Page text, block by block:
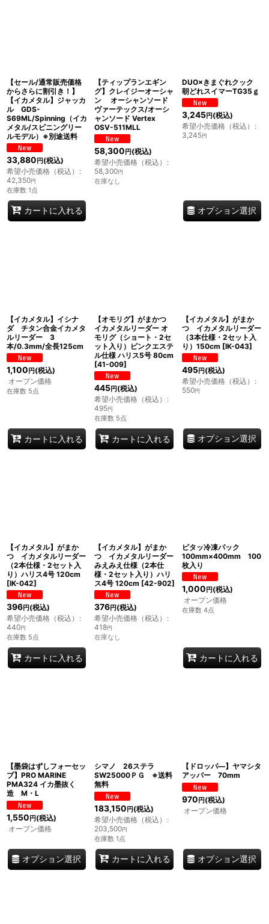
【セール/通常販売価格
からさらに割引き！】
【イカメタル】ジャッカ
ル GDS-
S69ML/Spinning（イカ
メタル/スピニングリー
ルモデル）※別途送料
33,880 円 (税込)
希望小売価格（税込） :
42,350円
在庫数 1点
カートに入れる
【ティップランエギン
グ】クレイジーオーシャ
ン オーシャンソード
ヴァーテックス/オーシ
ャンソード Vertex
OSV-511MLL
58,300 円(税込)
希望小売価格（税込） :
58,300円
在庫なし
DUO×きまぐれクック
朝どれスイマーTG35ｇ
3,245円(税込)
希望小売価格（税込） :
3,245円
オプション選択
【イカメタル】イシナ
ダ チタン合金イカメタ
ルリーダー 3
本/0.3mm/全長125cm
1,100 円 (税込)
オープン価格
在庫数 5点
カートに入れる
【オモリグ】がまかつ
イカメタルリーダー オ
モリグ（ショート・2セ
ット入り）ピンクエステ
ル仕様 ハリス5号 80cm
[41-009]
445円(税込)
希望小売価格（税込） :
495円
在庫数 5点
カートに入れる
【イカメタル】がまか
つ イカメタルリーダー
（3本仕様・2セット入
り）150cm [IK-043]
495円(税込)
希望小売価格（税込） :
550円
オプション選択
【イカメタル】がまか
つ イカメタルリーダー
（2本仕様・2セット入
り）ハリス4号 120cm
[IK-042]
396円 (税込)
希望小売価格（税込） :
440円
在庫数 5点
カートに入れる
【イカメタル】がまか
つ イカメタルリーダー
みえみえ仕様（2本仕
様・2セット入り）ハリ
ス4号 120cm [42-902]
376円(税込)
希望小売価格（税込） :
418円
在庫なし
ピタッ冷凍パック
100mm×400mm 100
枚入り
1,000 円(税込)
オープン価格
在庫数 4点
カートに入れる
【墨袋はずしフォーセッ
プ】PRO MARINE
PMA324 イカ墨抜く
造 M・L
1,550 円 (税込)
オープン価格
オプション選択
シマノ 26ステラ
SW25000ＰＧ ※送料
無料
183,150 円(税込)
希望小売価格（税込） :
203,500円
在庫数 1点
カートに入れる
【ドロッパ―】ヤマシタ
アッパー 70mm
970 円(税込)
オープン価格
オプション選択